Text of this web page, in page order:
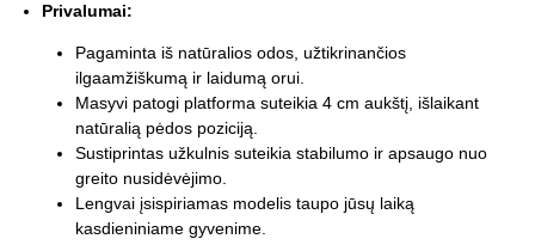
Privalumai:
Pagaminta iš natūralios odos, užtikrinančios
ilgaamžiškumą ir laidumą orui.
Masyvi patogi platforma suteikia 4 cm aukštį, išlaikant
natūralią pėdos poziciją.
Sustiprintas užkulnis suteikia stabilumo ir apsaugo nuo
greito nusidėvėjimo.
Lengvai įsispiriamas modelis taupo jūsų laiką
kasdieniniame gyvenime.